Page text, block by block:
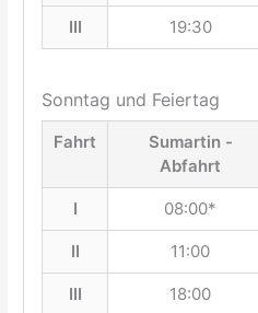
III 19:30
Sonntag und Feiertag
Fahrt
Sumartin -
Abfahrt
I 08:00*
II 11:00
III 18:00